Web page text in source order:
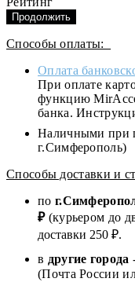
Продолжить
Способы оплаты:
Оплата
При оплате
функцию
банка.
Наличными при
Способы доставки и
по
₽(курьером до
доставки 250 ₽.
в другие города
(Почта России